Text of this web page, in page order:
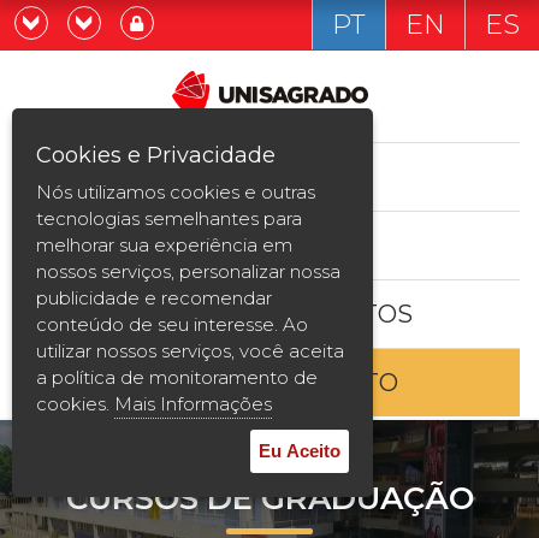
Graduação
Pós-graduação e MBA
Curta Duração
Vestibular
2ª Graduação
Transferência
Reingresso
Já sou estudande
Quero ser estudante
PT EN ES
ESTUDE AQUI
BOLSAS E DESCONTOS
ENTRE EM CONTATO
CURSOS DE GRADUAÇÃO
Cookies e Privacidade
Nós utilizamos cookies e outras
tecnologias semelhantes para
melhorar sua experiência em
nossos serviços, personalizar nossa
publicidade e recomendar
conteúdo de seu interesse. Ao
utilizar nossos serviços, você aceita
a política de monitoramento de
cookies. Mais Informações
Eu Aceito